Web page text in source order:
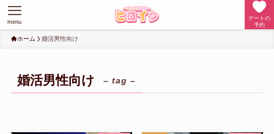
デートの
予約
menu
ホーム 婚活男性向け
婚活男性向け – tag –